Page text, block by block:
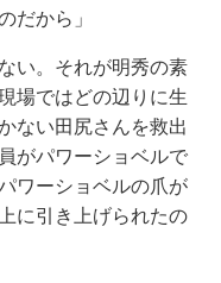
だから」
い。それが明秀の素
場ではどの辺りに生
ない田尻さんを救出
がパワーショベルで
ワーショベルの爪が
に引き上げられたの